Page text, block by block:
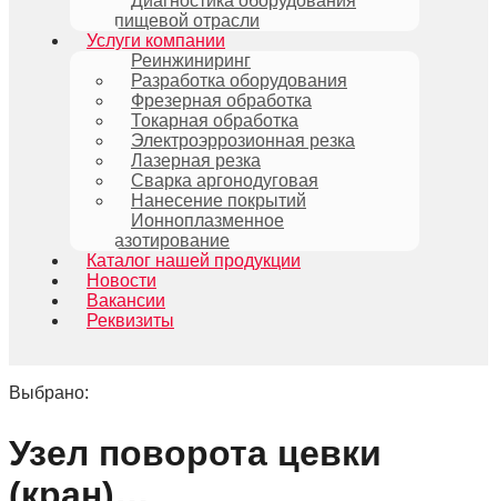
пищевой отрасли
Услуги компании
Реинжиниринг
Разработка оборудования
Фрезерная обработка
Токарная обработка
Электроэррозионная резка
Лазерная резка
Сварка аргонодуговая
Нанесение покрытий
Ионноплазменное
азотирование
Каталог нашей продукции
Новости
Вакансии
Реквизиты
Выбрано:
Узел поворота цевки